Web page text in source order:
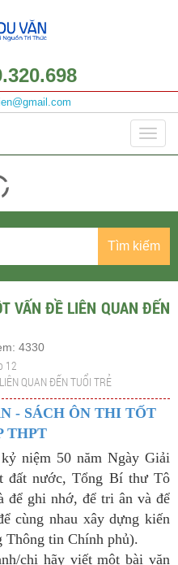
Tìm kiếm
VẤN ĐỀ LIÊN QUAN ĐẾN
4330
12
QUAN ĐẾN TUỔI TRẺ
- SÁCH ÔN THI TỐT
THPT
niệm 50 năm Ngày Giải
đất nước, Tổng Bí thư Tô
để ghi nhớ, để tri ân và để
cùng nhau xây dựng kiến
Thông tin Chính phủ).
chị hãy viết một bài văn